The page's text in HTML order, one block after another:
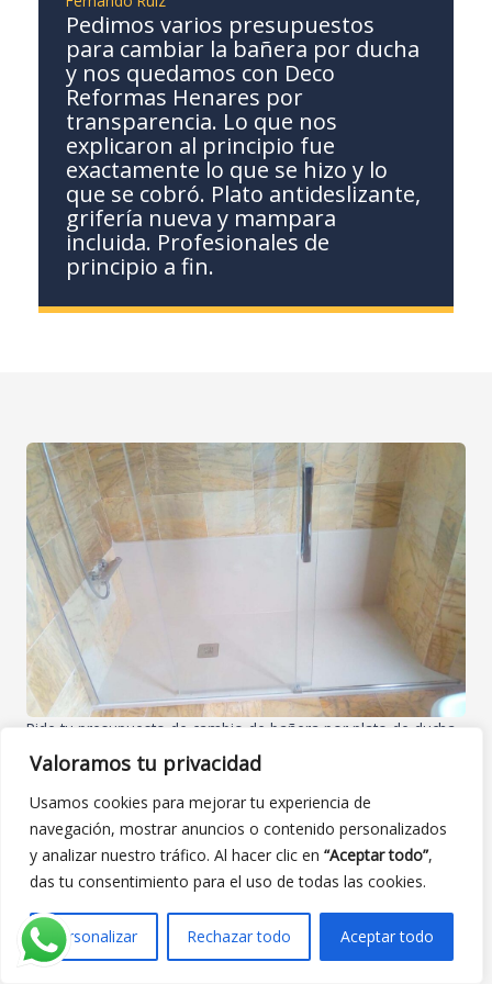
Valoramos tu privacidad
Usamos cookies para mejorar tu experiencia de
navegación, mostrar anuncios o contenido personalizados
y analizar nuestro tráfico. Al hacer clic en “Aceptar todo”,
das tu consentimiento para el uso de todas las cookies.
Personalizar Rechazar todo Aceptar todo
Pedimos varios presupuestos
para cambiar la bañera por ducha
y nos quedamos con Deco
Reformas Henares por
transparencia. Lo que nos
explicaron al principio fue
exactamente lo que se hizo y lo
que se cobró. Plato antideslizante,
grifería nueva y mampara
incluida. Profesionales de
principio a fin.
Pide tu presupuesto de cambio de bañera por plato de ducha
en Daganzo de Arriba
Si estás buscandocambiar bañera por
plato de ducha en Daganzo de Arriba, este
es el momento de dar el paso:
Cuéntanos cómo es tu baño actual y qué
te gustaría mejorar.
Indica si quieres incluir plato, mampara,